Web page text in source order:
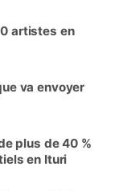
artistes en
va envoyer
plus de 40 %
en Ituri